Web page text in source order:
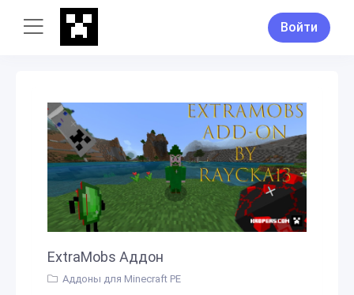
Войти
ExtraMobs Аддон
Аддоны для Minecraft PE